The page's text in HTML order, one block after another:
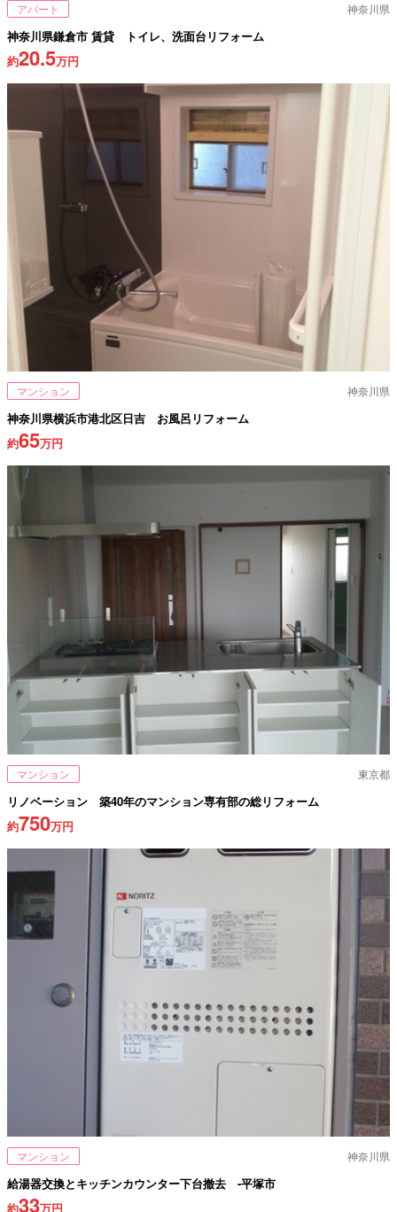
アパート 神奈川県
神奈川県鎌倉市 賃貸 トイレ、洗面台リフォーム
約20.5万円
マンション 神奈川県
神奈川県横浜市港北区日吉 お風呂リフォーム
約65万円
マンション 東京都
リノベーション 築40年のマンション専有部の総リフォーム
約750万円
マンション 神奈川県
給湯器交換とキッチンカウンター下台撤去 -平塚市
約33万円